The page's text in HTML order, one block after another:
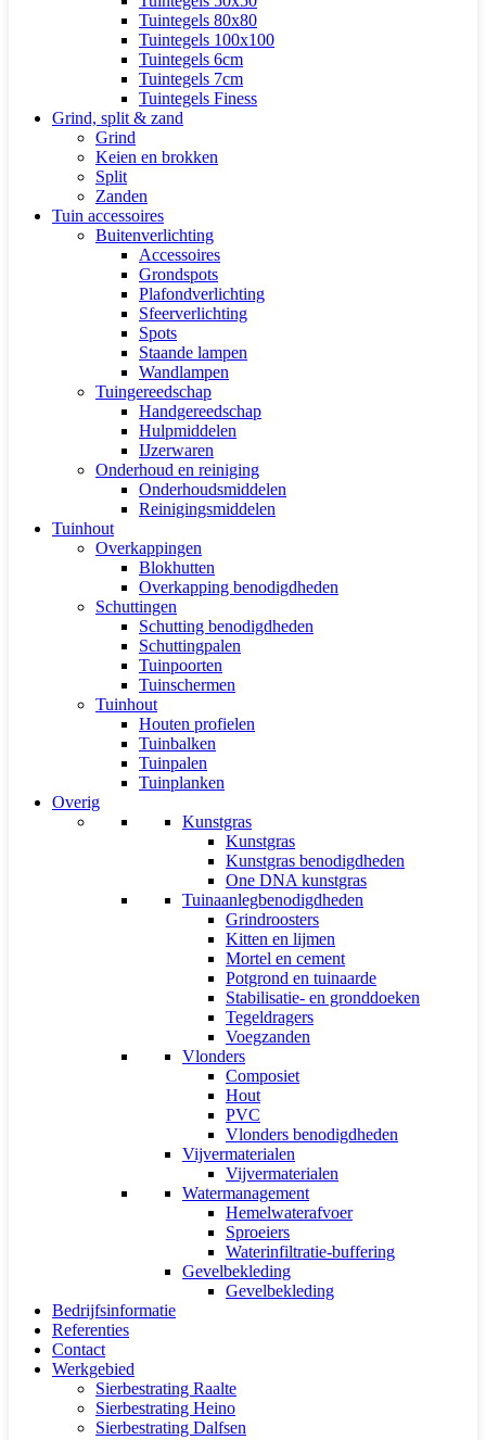
Tuintegels 80x80
Tuintegels 100x100
Tuintegels 6cm
Tuintegels 7cm
Tuintegels Finess
Grind, split & zand
Grind
Keien en brokken
Split
Zanden
Tuin accessoires
Buitenverlichting
Accessoires
Grondspots
Plafondverlichting
Sfeerverlichting
Spots
Staande lampen
Wandlampen
Tuingereedschap
Handgereedschap
Hulpmiddelen
IJzerwaren
Onderhoud en reiniging
Onderhoudsmiddelen
Reinigingsmiddelen
Tuinhout
Overkappingen
Blokhutten
Overkapping benodigdheden
Schuttingen
Schutting benodigdheden
Schuttingpalen
Tuinpoorten
Tuinschermen
Tuinhout
Houten profielen
Tuinbalken
Tuinpalen
Tuinplanken
Overig
Kunstgras
Kunstgras
Kunstgras benodigdheden
One DNA kunstgras
Tuinaanlegbenodigdheden
Grindroosters
Kitten en lijmen
Mortel en cement
Potgrond en tuinaarde
Stabilisatie- en gronddoeken
Tegeldragers
Voegzanden
Vlonders
Composiet
Hout
PVC
Vlonders benodigdheden
Vijvermaterialen
Vijvermaterialen
Watermanagement
Hemelwaterafvoer
Sproeiers
Waterinfiltratie-buffering
Gevelbekleding
Gevelbekleding
Bedrijfsinformatie
Referenties
Contact
Werkgebied
Sierbestrating Raalte
Sierbestrating Heino
Sierbestrating Dalfsen